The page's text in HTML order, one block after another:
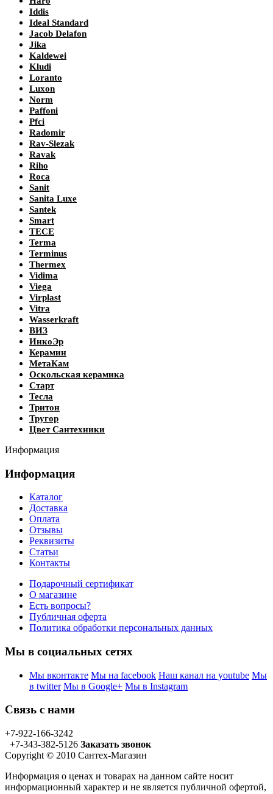
Iddis
Ideal Standard
Jacob Delafon
Jika
Kaldewei
Kludi
Loranto
Luxon
Norm
Paffoni
Pfci
Radomir
Rav-Slezak
Ravak
Riho
Roca
Sanit
Sanita Luxe
Santek
Smart
TECE
Terma
Terminus
Thermex
Vidima
Viega
Virplast
Vitra
Wasserkraft
ВИЗ
ИнкоЭр
Керамин
МетаКам
Оскольская керамика
Старт
Тесла
Тритон
Тругор
Цвет Сантехники
Информация
Информация
Каталог
Доставка
Оплата
Отзывы
Реквизиты
Статьи
Контакты
Подарочный сертификат
О магазине
Есть вопросы?
Публичная оферта
Политика обработки персональных данных
Мы в социальных сетях
Мы вконтакте Мы на facebook Наш канал на youtube Мы
в twitter Мы в Google+ Мы в Instagram
Связь с нами
+7-922-166-3242
+7-343-382-5126 Заказать звонок
Copyright © 2010 Сантех-Магазин
Информация о ценах и товарах на данном сайте носит
информационный характер и не является публичной офертой,